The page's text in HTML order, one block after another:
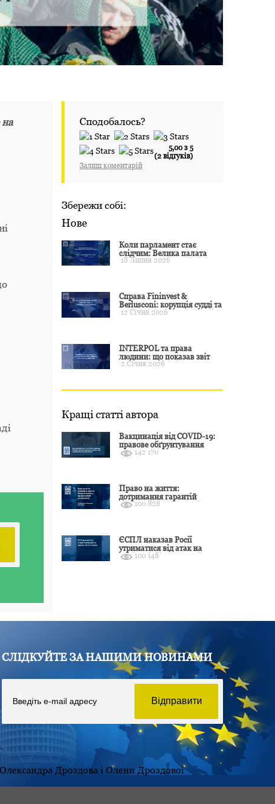
на
Сподобалось?
5,00 з 5
(2 відгуків)
Залиш коментарій
Збережи собі:
Нове
Коли парламент стає
слідчим: Велика палата
ЄСПЛ окреслила межі
18 Липня 2026
Справа Fininvest &
Berlusconi: корупція судді та
презумпція невинуватості
12 Січня 2026
INTERPOL та права
людини: що показав звіт
CCF за 2024 рік і чого чекати
2 Січня 2026
Кращі статті автора
Вакцинація від COVID-19:
правове обґрунтування
відмови і захист від
142 170
Право на життя:
дотримання гарантій
Конвенції залежить від
100 828
ЄСПЛ наказав Росії
утриматися від атак на
цивільні об’єкти України
100 148
СЛІДКУЙТЕ ЗА НАШИМИ НОВИНАМИ
Дроздова і Олени Дроздової